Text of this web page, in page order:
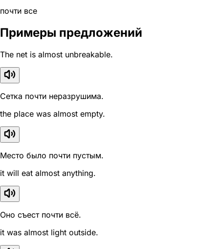
почти все
Примеры предложений
The net is almost unbreakable.
Сетка почти неразрушима.
the place was almost empty.
Место было почти пустым.
it will eat almost anything.
Оно съест почти всё.
it was almost light outside.